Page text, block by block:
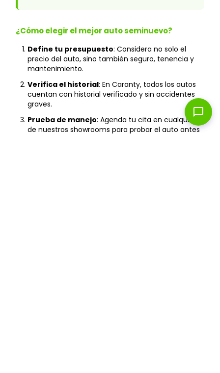
¿Cómo elegir el mejor auto seminuevo?
Define tu presupuesto: Considera no solo el
precio del auto, sino también seguro, tenencia y
mantenimiento.
Verifica el historial: En Caranty, todos los autos
cuentan con historial verificado y sin accidentes
graves.
Prueba de manejo: Agenda tu cita en cualquiera
de nuestros showrooms para probar el auto antes
chat_bubble